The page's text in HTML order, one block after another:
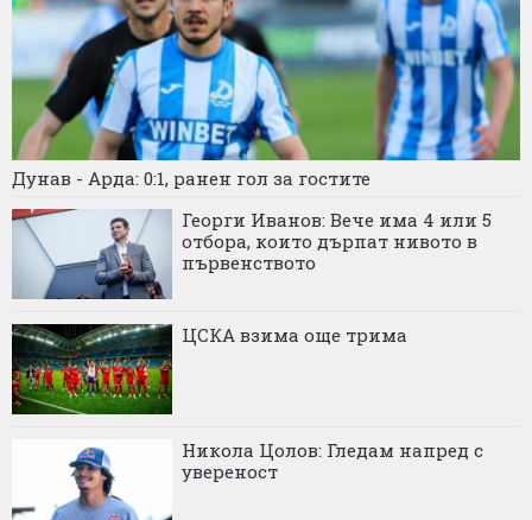
Дунав - Арда: 0:1, ранен гол за гостите
Георги Иванов: Вече има 4 или 5
отбора, които дърпат нивото в
първенството
ЦСКА взима още трима
Никола Цолов: Гледам напред с
увереност